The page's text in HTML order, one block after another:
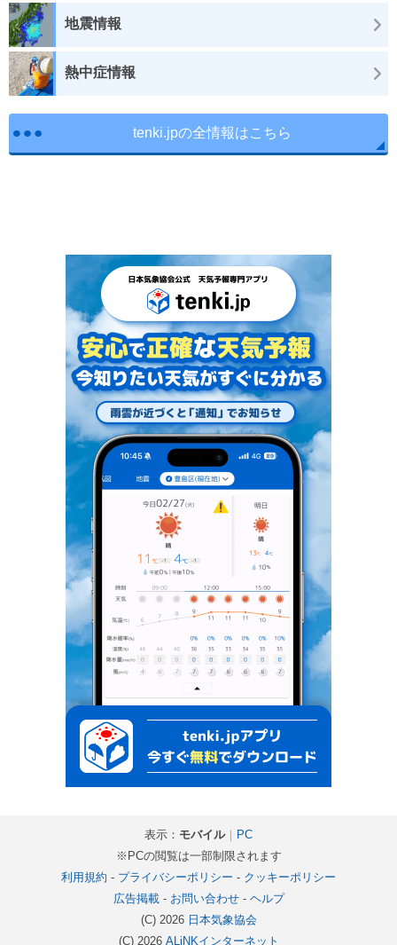
地震情報
熱中症情報
tenki.jpの全情報はこちら
表示： モバイル｜
PC
※PCの閲覧は一部制限されます
利用規約 - プライバシーポリシー - クッキーポリシー
広告掲載- お問い合わせ- ヘルプ
(C) 2026 日本気象協会
(C) 2026 ALiNKインターネット